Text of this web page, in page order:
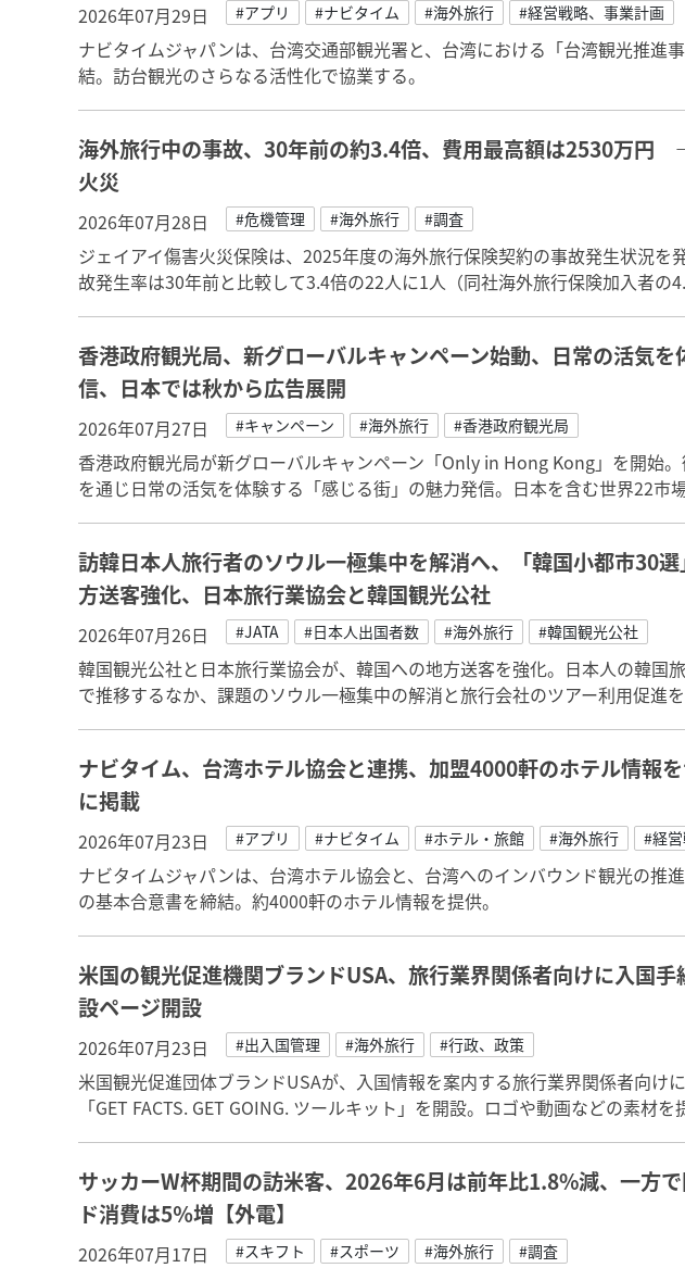
2026年07月29日 #アプリ #ナビタイム #海外旅行 #経営戦略、事業計画
ナビタイムジャパンは、台湾交通部観光署と、台湾における「台湾観光推進
結。訪台観光のさらなる活性化で協業する。
海外旅行中の事故、30年前の約3.4倍、費用最高額は2530万円
火災
2026年07月28日 #危機管理 #海外旅行 #調査
ジェイアイ傷害火災保険は、2025年度の海外旅行保険契約の事故発生状況を
故発生率は30年前と比較して3.4倍の22人に1人（同社海外旅行保険加入者の
香港政府観光局、新グローバルキャンペーン始動、日常の活気を
信、日本では秋から広告展開
2026年07月27日 #キャンペーン #海外旅行 #香港政府観光局
香港政府観光局が新グローバルキャンペーン「Only in Hong Kong」を開始
を通じ日常の活気を体験する「感じる街」の魅力発信。日本を含む世界22市
訪韓日本人旅行者のソウル一極集中を解消へ、「韓国小都市30
方送客強化、日本旅行業協会と韓国観光公社
2026年07月26日 #JATA #日本人出国者数 #海外旅行 #韓国観光公社
韓国観光公社と日本旅行業協会が、韓国への地方送客を強化。日本人の韓国
で推移するなか、課題のソウル一極集中の解消と旅行会社のツアー利用促進を
ナビタイム、台湾ホテル協会と連携、加盟4000軒のホテル情報
に掲載
2026年07月23日 #アプリ #ナビタイム #ホテル・旅館 #海外旅行 #経
ナビタイムジャパンは、台湾ホテル協会と、台湾へのインバウンド観光の推
の基本合意書を締結。約4000軒のホテル情報を提供。
米国の観光促進機関ブランドUSA、旅行業界関係者向けに入国
設ページ開設
2026年07月23日 #出入国管理 #海外旅行 #行政、政策
米国観光促進団体ブランドUSAが、入国情報を案内する旅行業界関係者向け
「GET FACTS. GET GOING. ツールキット」を開設。ロゴや動画などの素材を
サッカーW杯期間の訪米客、2026年6月は前年比1.8%減、一方
ド消費は5％増【外電】
2026年07月17日 #スキフト #スポーツ #海外旅行 #調査